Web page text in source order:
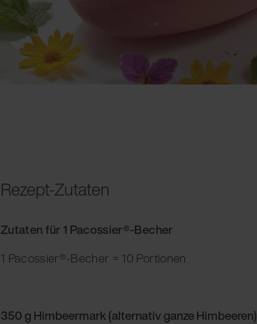
Rezept-Zutaten
Zutaten für 1 Pacossier®-Becher
1 Pacossier®-Becher = 10 Portionen
350 g Himbeermark (alternativ ganze Himbeeren)